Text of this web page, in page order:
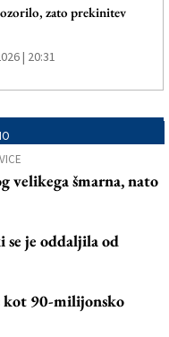
zato prekinitev
| 20:31
velikega šmarna, nato
je oddaljila od
kot 90-milijonsko